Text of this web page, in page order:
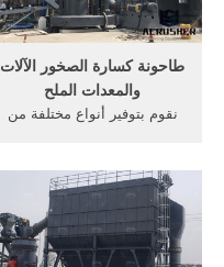
طاحونة كسارة الصخور الآلات
والمعدات الملح
نقوم بتوفير أنواع مختلفة من
...